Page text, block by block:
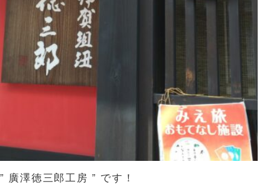
” 廣澤徳三郎工房 ” です！